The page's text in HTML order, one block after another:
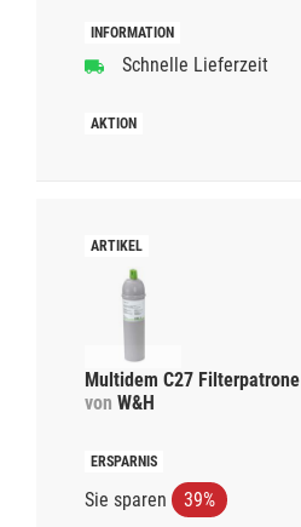
Schnelle Lieferzeit
Multidem C27 Filterpatrone
von W&H
Sie sparen 39%